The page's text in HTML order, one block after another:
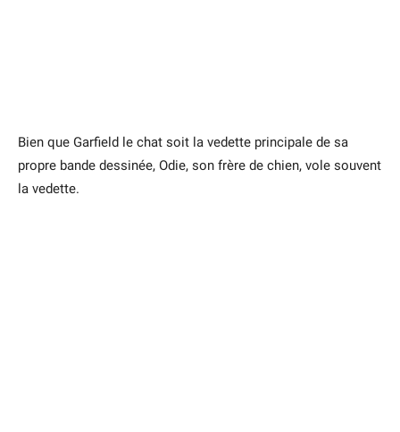
Bien que Garfield le chat soit la vedette principale de sa
propre bande dessinée, Odie, son frère de chien, vole souvent
la vedette.